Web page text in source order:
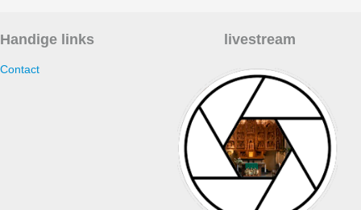
Handige links
Contact
livestream